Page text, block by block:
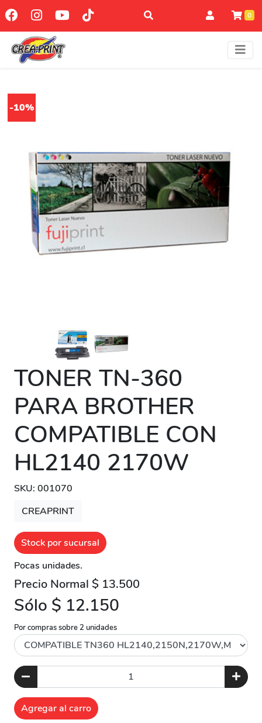
0
-10%
TONER TN-360
PARA BROTHER
COMPATIBLE CON
HL2140 2170W
SKU: 001070
CREAPRINT
Stock por sucursal
Pocas unidades.
Precio Normal $ 13.500
Sólo $ 12.150
Por compras sobre 2 unidades
Agregar al carro